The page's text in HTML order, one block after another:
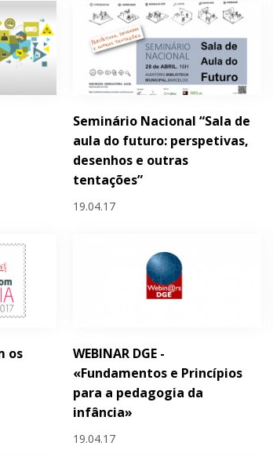
Seminário Nacional “Sala de
aula do futuro: perspetivas,
desenhos e outras
tentações”
19.04.17
os
WEBINAR DGE -
«Fundamentos e Princípios
para a pedagogia da
infância»
19.04.17